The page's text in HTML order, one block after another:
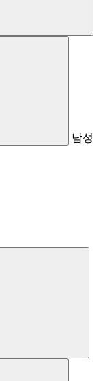
남성